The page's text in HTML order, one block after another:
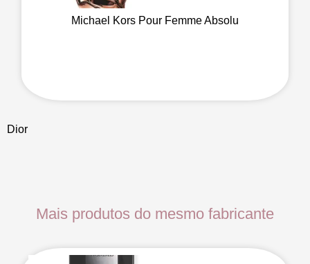
Michael Kors Pour Femme Absolu
Dior
Mais produtos do mesmo fabricante